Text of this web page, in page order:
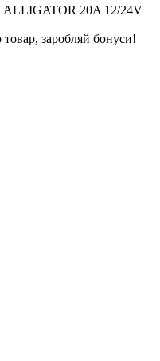
ALLIGATOR 20A 12/24V
заробляй бонуси!